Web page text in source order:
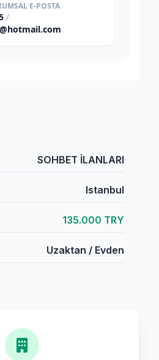
E-POSTA
/
SOHBET İLANLARI
Istanbul
135.000 TRY
Uzaktan / Evden